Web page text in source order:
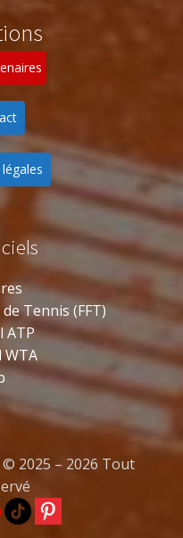
Tennis (FFT)
ATP
WTA
2025 – 2026 Tout